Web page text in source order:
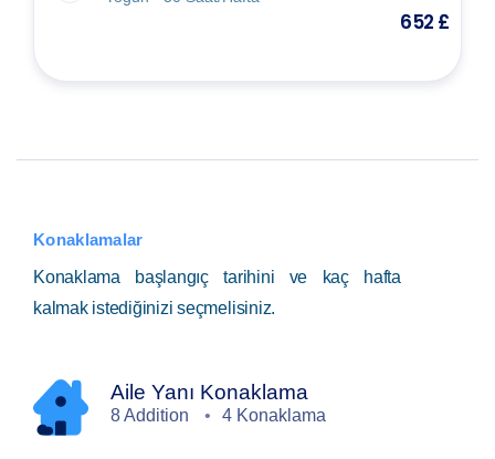
652 £
Konaklamalar
Konaklama başlangıç tarihini ve kaç hafta
kalmak istediğinizi seçmelisiniz.
Aile Yanı Konaklama
8 Addition 4 Konaklama